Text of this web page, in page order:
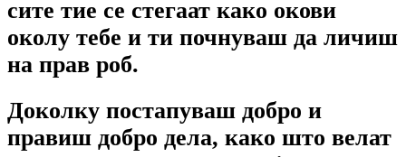
сите тие се стегаат како окови
околу тебе и ти почнуваш да личиш
на прав роб.
Доколку постапуваш добро и
правиш добро дела, како што велат